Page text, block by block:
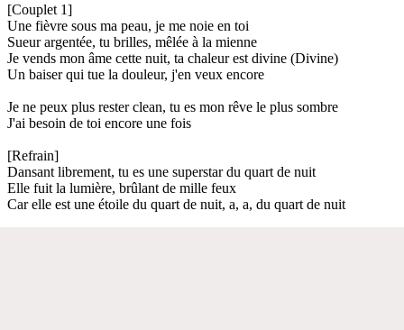
[Couplet 1]
Une fièvre sous ma peau, je me noie en toi
Sueur argentée, tu brilles, mêlée à la mienne
Je vends mon âme cette nuit, ta chaleur est divine (Divine)
Un baiser qui tue la douleur, j'en veux encore
Je ne peux plus rester clean, tu es mon rêve le plus sombre
J'ai besoin de toi encore une fois
[Refrain]
Dansant librement, tu es une superstar du quart de nuit
Elle fuit la lumière, brûlant de mille feux
Car elle est une étoile du quart de nuit, a, a, du quart de nuit